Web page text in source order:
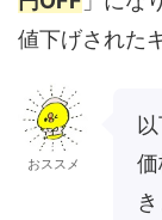
値下げされた
おススメ